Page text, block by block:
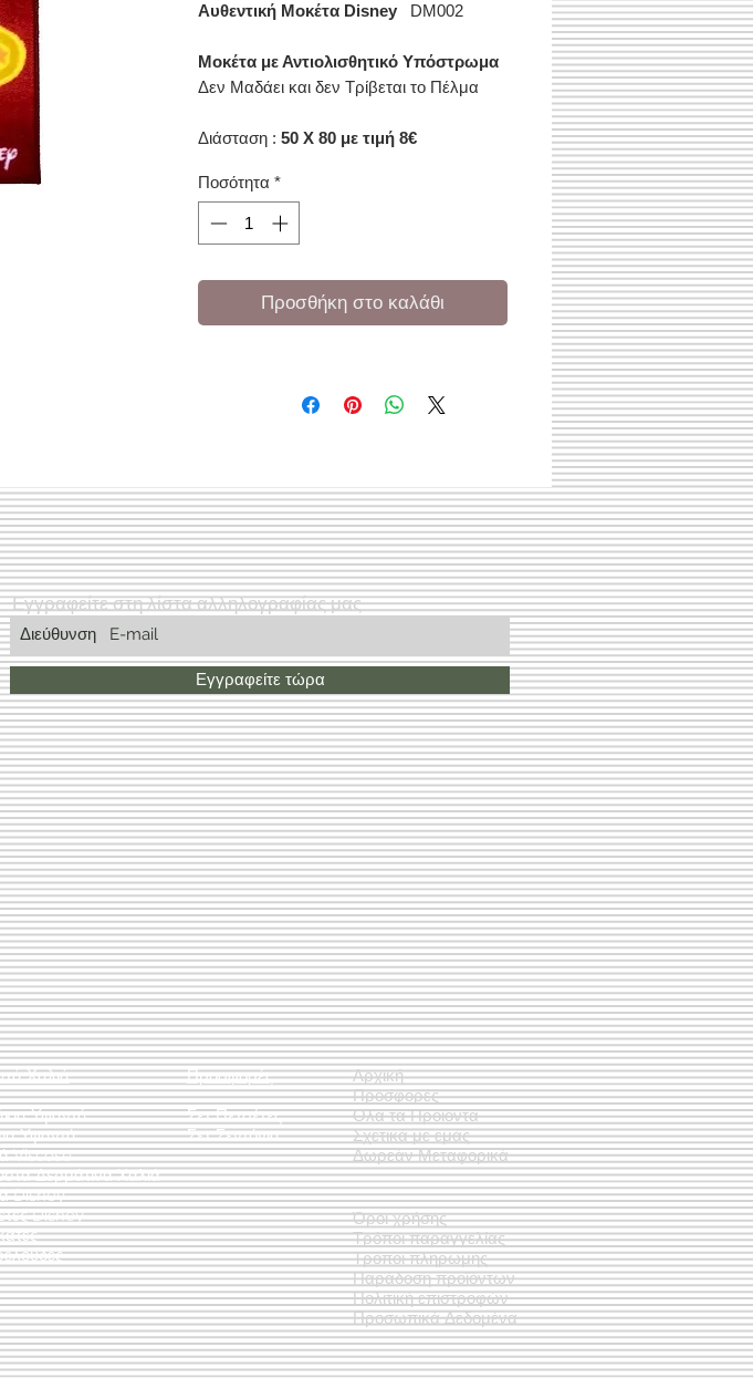
Αυθεντική Μοκέτα Disney DM002
Μοκέτα με Αντιολισθητικό Υπόστρωμα
Δεν Μαδάει και δεν Τρίβεται το Πέλμα
Διάσταση : 50 X 80 με τιμή 8€
Ποσότητα *
Προσθήκη στο καλάθι
Εγγραφείτε στη λίστα αλληλογραφίας μας
Εγγραφείτε τώρα
Όροι χρήσης
Τρόποι παραγγελίας
Τρόποι πληρωμής
Παράδοση προϊόντων
Πολιτική επιστροφών
Προσωπικά Δεδομένα
Προσφορές
Σετ Πετσέτες
Σετ Σεντόνια
Αρχική
Προσφορές
Όλα τα Προϊόντα
Σχετικά με εμάς
Δωρεάν Μεταφορικά
Χαλιά
Υφαντά
Υφαντά
Viscose
Δερμάτινα Χαλιά
Disney
Disney